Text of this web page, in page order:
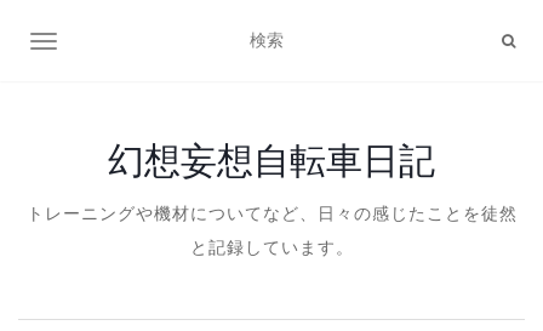
ナビゲーション切り替え
幻想妄想自転車日記
トレーニングや機材についてなど、日々の感じたことを徒然
と記録しています。